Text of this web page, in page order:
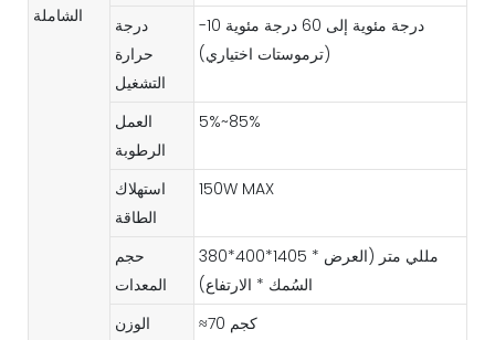
الشاملة
درجة
حرارة
التشغيل
-10 درجة مئوية إلى 60 درجة مئوية
(ترموستات اختياري)
العمل
الرطوبة
5%~85%
استهلاك
الطاقة
150W MAX
حجم
المعدات
380*400*1405 مللي متر (العرض *
السُمك * الارتفاع)
الوزن
≈70 كجم